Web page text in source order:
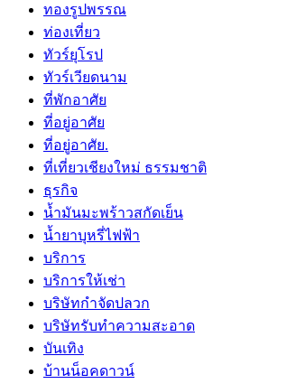
ทองรูปพรรณ
ท่องเที่ยว
ทัวร์ยุโรป
ทัวร์เวียดนาม
ที่พักอาศัย
ที่อยู่อาศัย
ที่อยู่อาศัย.
ที่เที่ยวเชียงใหม่ ธรรมชาติ
ธุรกิจ
น้ำมันมะพร้าวสกัดเย็น
น้ำยาบุหรี่ไฟฟ้า
บริการ
บริการให้เช่า
บริษัทกำจัดปลวก
บริษัทรับทำความสะอาด
บันเทิง
บ้านน็อคดาวน์